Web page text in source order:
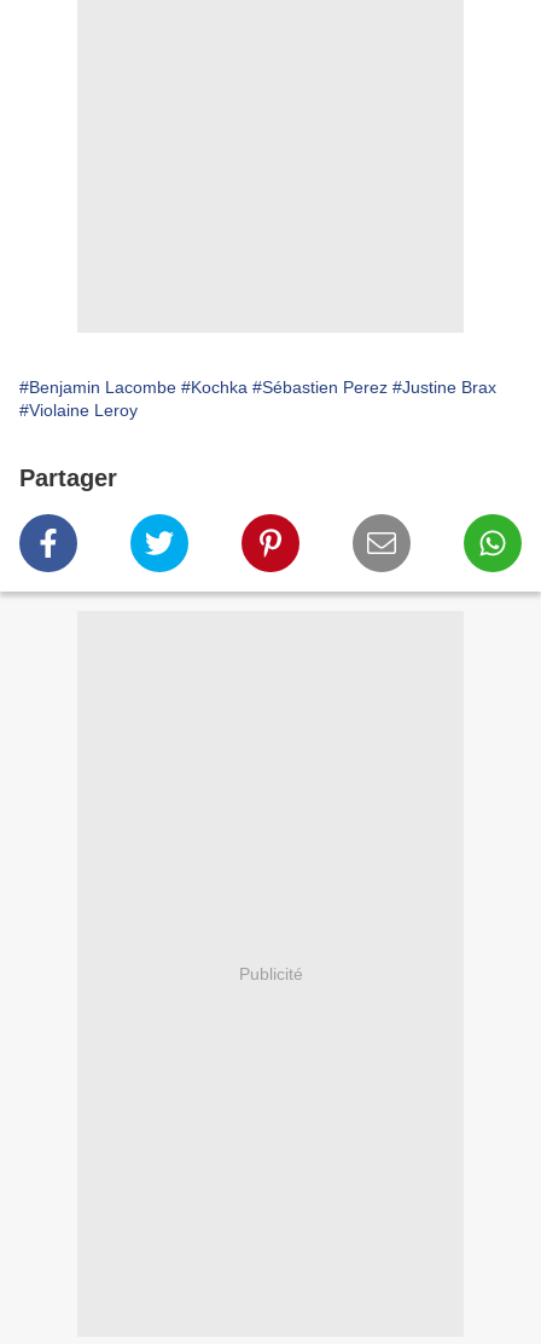
#Benjamin Lacombe #Kochka #Sébastien Perez #Justine Brax
#Violaine Leroy
Partager
Publicité